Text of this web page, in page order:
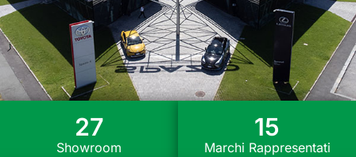
Showroom
27
Marchi Rappresentati
15